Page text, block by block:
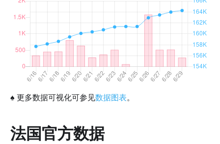
♠ 更多数据可视化可参见数据图表。
法国官方数据